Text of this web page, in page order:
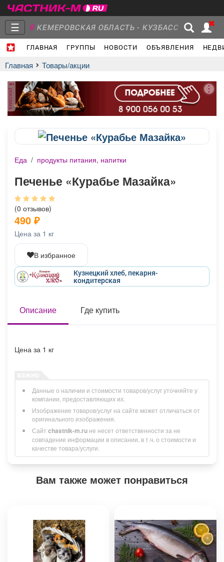
☰ КЕМЕРОВСКАЯ ОБЛАСТЬ - КУЗБАСС
ГЛАВНАЯ ГРУППЫ НОВОСТИ ОБЪЯВЛЕНИЯ
Главная
Объявления Недвижимость Услуги
Афиша
Товары Поздравления Погода
Главная Товары/акции
реклама
Еда / продукты питания, напитки
Печенье «Курабье Мазайка»
(0 отзывов)
490 ₽
Цена за 1 кг
В избранное
Кузнецкий хлеб, пекарня-
кондитерская
Описание Где купить
Цена за 1 кг
Данные о наличии и стоимости товаров/услуг уточняйте у
компании, предоставляющих их.
Изображение товаров/услуг на сайте может отличаться от
оригинального изображения.
Сайт chastnik-m.ru не несет ответственности за не
совпадение информации в описании, в т.ч. о стоимости и
качестве товара/услуги.
Вам также может понравиться